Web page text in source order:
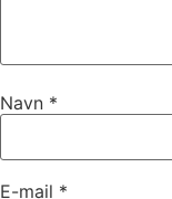
Navn *
E-mail *